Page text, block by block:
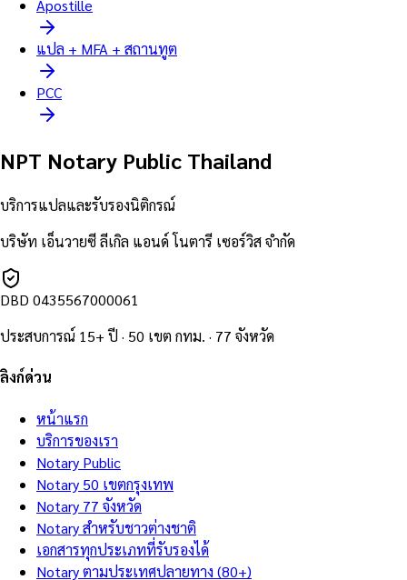
Apostille
แปล + MFA + สถานทูต
PCC
NPT Notary Public Thailand
บริการแปลและรับรองนิติกรณ์
บริษัท เอ็นวายซี ลีเกิล แอนด์ โนตารี เซอร์วิส จำกัด
DBD 0435567000061
ประสบการณ์ 15+ ปี · 50 เขต กทม. · 77 จังหวัด
ลิงก์ด่วน
หน้าแรก
บริการของเรา
Notary Public
Notary 50 เขตกรุงเทพ
Notary 77 จังหวัด
Notary สำหรับชาวต่างชาติ
เอกสารทุกประเภทที่รับรองได้
Notary ตามประเทศปลายทาง (80+)